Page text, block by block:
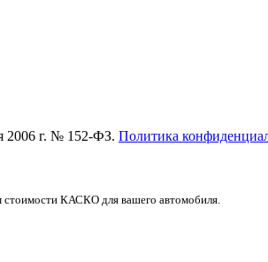
2006 г. № 152-ФЗ. Политика
стоимости КАСКО для вашего автомобиля.